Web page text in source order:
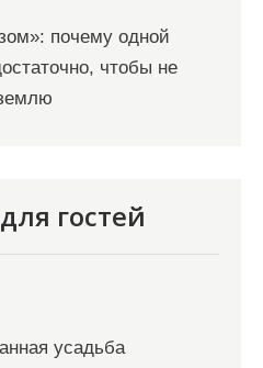
почему одной
чтобы не
гостей
усадьба